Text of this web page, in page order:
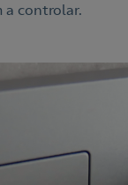
a controlar.